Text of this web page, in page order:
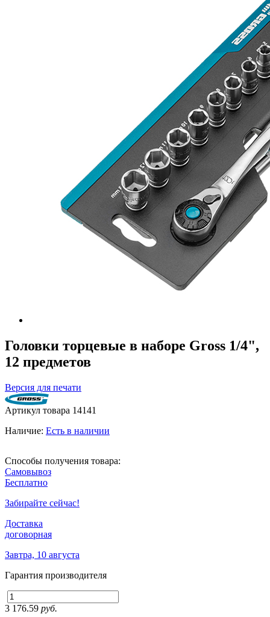
Головки торцевые в наборе Gross 1/4",
12 предметов
Версия для печати
Артикул товара 14141
Наличие: Есть в наличии
Способы получения товара:
Самовывоз
Бесплатно
Забирайте сейчас!
Доставка
договорная
Завтра, 10 августа
Гарантия производителя
3 176.59 руб.